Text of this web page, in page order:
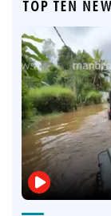
TOP TEN